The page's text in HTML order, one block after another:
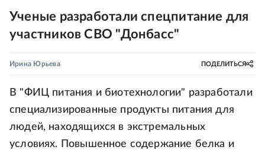
Ученые разработали спецпитание для
участников СВО "Донбасс"
Ирина Юрьева ПОДЕЛИТЬСЯ
В "ФИЦ питания и биотехнологии" разработали
специализированные продукты питания для
людей, находящихся в экстремальных
условиях. Повышенное содержание белка и